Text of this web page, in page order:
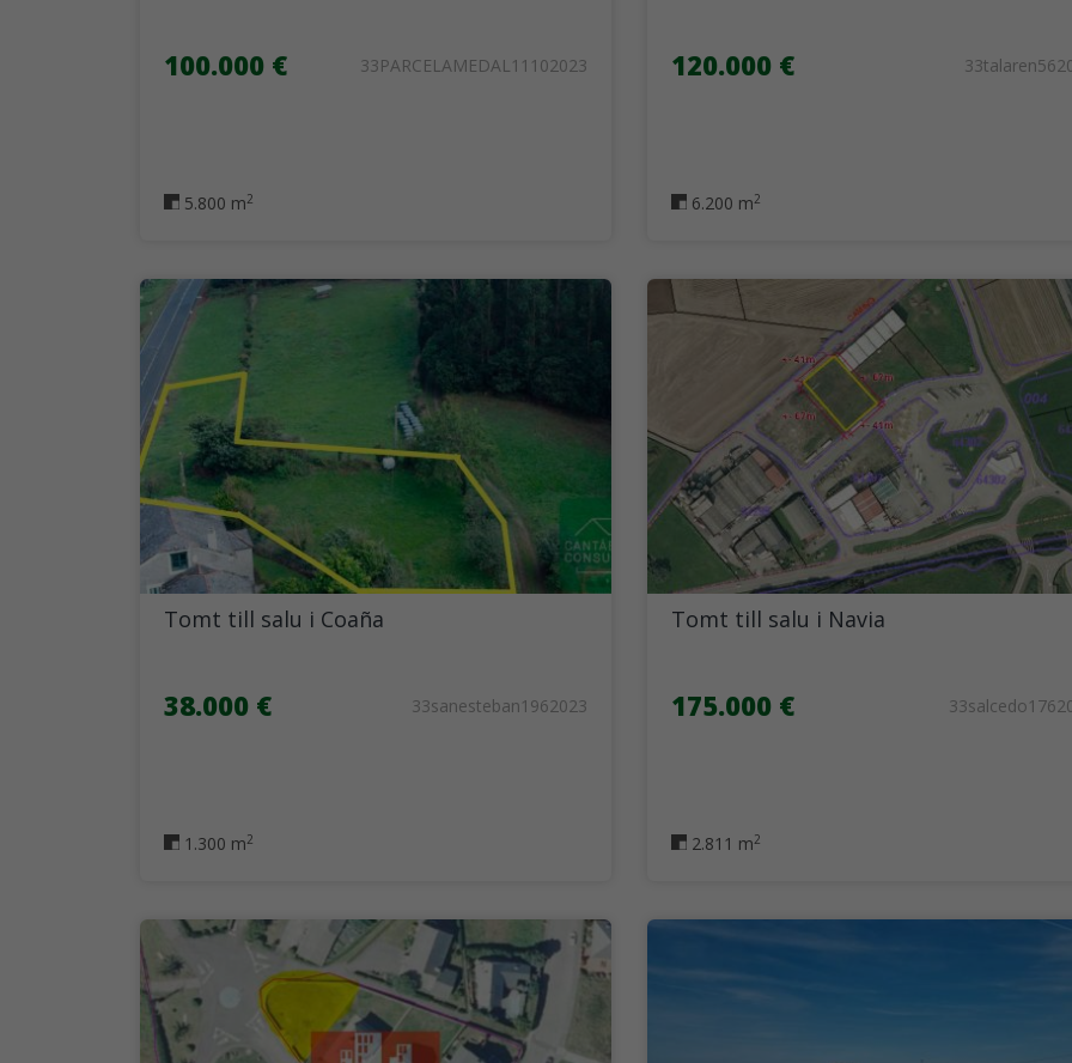
100.000 € 33PARCELAMEDAL11102023
5.800 m2
120.000 €
6.200 m2
Tomt till salu i Coaña
38.000 € 33sanesteban1962023
1.300 m2
Tomt till salu i Navia
175.000 €
2.811 m2